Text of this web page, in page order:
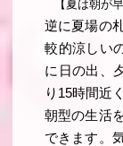
【夏は朝が早
逆に夏場の
較的涼しい
に日の出、
り15時間近
朝型の生活
できます。